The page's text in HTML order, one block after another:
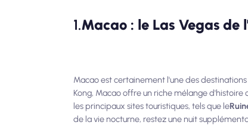
1.Macao : le Las Vegas de
Macao est certainement l'une des
Kong, Macao offre un riche mélange
les principaux sites touristiques, tels que le
de la vie nocturne, restez une nuit